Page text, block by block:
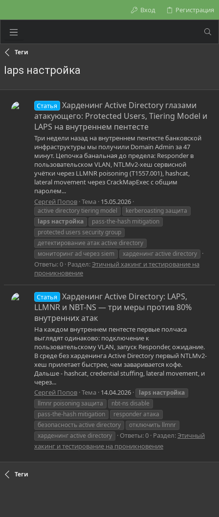
Вход Регистрация
Теги
laps настройка
Статья
Харденинг Active Directory глазами
атакующего: Protected Users, Tiering Model и
LAPS на внутреннем пентесте
Три недели назад на внутреннем пентесте банковской
инфраструктуры мы получили Domain Admin за 47
минут. Цепочка банальная до предела: Responder в
пользовательском VLAN, NTLMv2-хеш сервисной
учётки через LLMNR poisoning (T1557.001), hashcat,
lateral movement через CrackMapExec с общим
паролем...
Сергей Попов Тема 15.05.2026
active directory tiering model
kerberoasting защита
laps настройка
pass-the-hash mitigation
protected users security group
детектирование атак active directory
мониторинг ad через siem
харденинг active directory
Ответы: 0 Раздел:Этичный хакинг и тестирование на
проникновение
Статья
Харденинг Active Directory: LAPS,
LLMNR и NBT-NS — три меры против 80%
внутренних атак
На каждом внутреннем пентесте первые полчаса
выглядят одинаково: подключение к
пользовательскому VLAN, запуск Responder, ожидание.
В среде без харденинга Active Directory первый NTLMv2-
хеш прилетает быстрее, чем заваривается кофе.
Дальше - hashcat, credential stuffing, lateral movement, и
через...
Сергей Попов Тема 14.04.2026 laps настройка
llmnr poisoning защита
nbt-ns disable
pass-the-hash mitigation
responder атака
безопасность active directory
отключить llmnr
харденинг active directory
Ответы: 0 Раздел:Этичный
хакинг и тестирование на проникновение
Теги